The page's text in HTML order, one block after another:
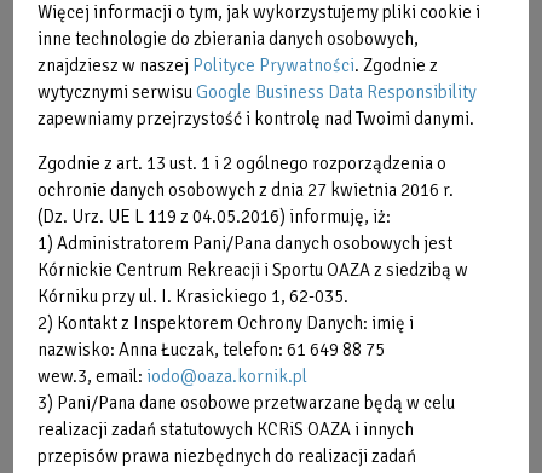
kwietnia 2016 r.
4) Odbiorcami Pani/Pana danych osobowych będą osoby
upoważnione przez Administratora Kórnickiego Centrum
Rekreacji i Sportu OAZA do uzyskania danych osobowych,
przepisów obowiązującego prawa (np. funkcjonariuszom
Policji), upoważnione osoby świadczące usługi na rzecz
Administratora.
5) Pozyskane dane osobowe przechowywane będą przez
okres niezbędny do realizacji celów określonych w punkcie
3, a po tym czasie przez czas określony obowiązującymi
przepisami prawa, przedawnienia ewentualnych roszczeń.
6) Posiada Pani/Pan prawo dostępu do treści swoich danych
oraz prawo ich sprostowania żądania, prawo do cofnięcia
zgody w dowolnym momencie w przypadku gdy
przetwarzanie danych osobowych odbywa się na podstawie
Więcej informacji o tym, jak wykorzystujemy pliki cookie i
inne technologie do zbierania danych osobowych,
znajdziesz w naszej Polityce Prywatności. Zgodnie z
wytycznymi serwisuGoogle Business Data Responsibility
zapewniamy przejrzystość i kontrolę nad Twoimi danymi.
Zgodnie z art. 13 ust. 1 i 2 ogólnego rozporządzenia o
ochronie danych osobowych z dnia 27 kwietnia 2016 r.
(Dz. Urz. UE L 119 z 04.05.2016) informuję, iż:
1) Administratorem Pani/Pana danych osobowych jest
Kórnickie Centrum Rekreacji i Sportu OAZA z siedzibą w
Kórniku przy ul. I. Krasickiego 1, 62-035.
2) Kontakt z Inspektorem Ochrony Danych: imię i
nazwisko: Anna Łuczak, telefon: 61 649 88 75
wew.3, email: iodo@oaza.kornik.pl
3) Pani/Pana dane osobowe przetwarzane będą w celu
realizacji zadań statutowych KCRiS OAZA i innych
przepisów prawa niezbędnych do realizacji zadań